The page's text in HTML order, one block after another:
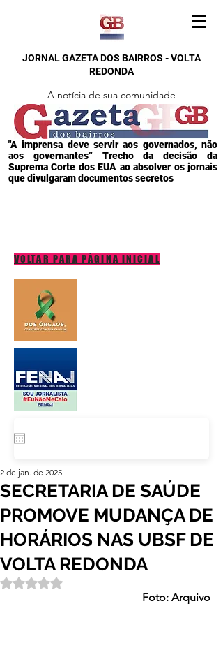
JORNAL GAZETA DOS BAIRROS - VOLTA
REDONDA
A notícia de sua comunidade
"A imprensa deve servir aos governados, não
aos governantes” Trecho da decisão da
Suprema Corte dos EUA ao absolver os jornais
que divulgaram documentos secretos
VOLTAR PARA PÁGINA INICIAL
SECRETARIA DE SAÚDE
PROMOVE MUDANÇA DE
HORÁRIOS NAS UBSF DE
VOLTA REDONDA
2 de jan. de 2025
Avaliado com NaN de 5 estrelas.
Foto: Arquivo